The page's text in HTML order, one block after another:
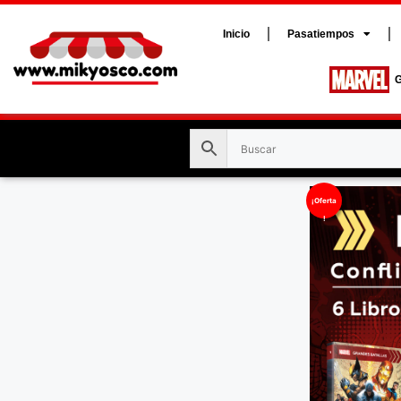
Inicio Pasatiempos
¡Oferta
!